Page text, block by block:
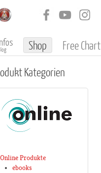
Shop Free Chart
Kategorien
Online Produkte
ebooks